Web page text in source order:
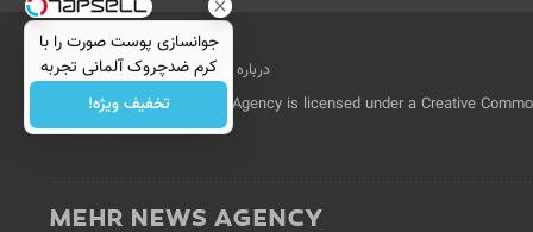
درباره ما تماس با ما
بازرگانی
All Content by Mehr News Agency is licensed under a Creative
License.
جوانسازی پوست صورت را با
کرم ضدچروک آلمانی تجربه
کنید!
تخفیف ویژه!